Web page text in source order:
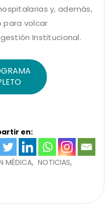
y, además,
para volcar
Institucional.
en:
MÉDICA NOTICIAS